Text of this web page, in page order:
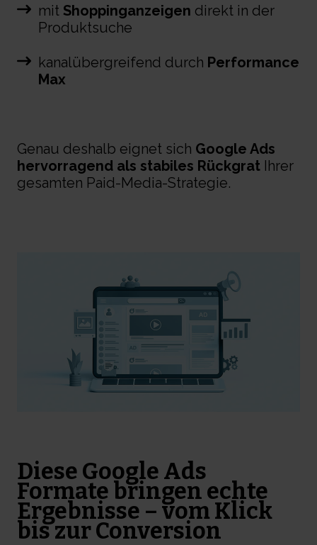
mit Shoppinganzeigen direkt in der
Produktsuche
kanalübergreifend durch Performance
Max
Genau deshalb eignet sich Google Ads
hervorragend als stabiles Rückgrat Ihrer
gesamten Paid-Media-Strategie.
Diese Google Ads
Formate bringen echte
Ergebnisse – vom Klick
bis zur Conversion